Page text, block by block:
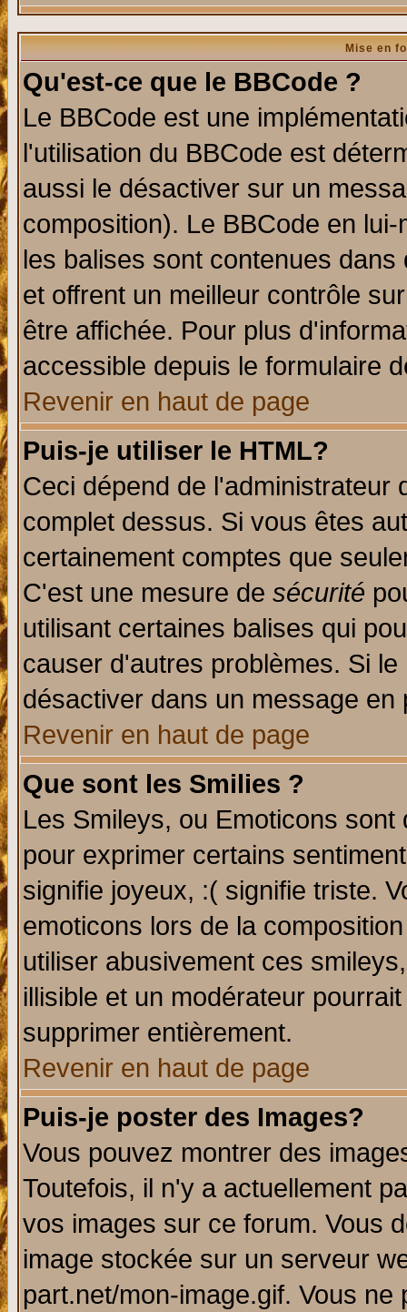
Mise en
Qu'est-ce que le BBCode ?
Le BBCode est une
l'utilisation du BBCode est
aussi le désactiver sur un
composition). Le BBCode en
les balises sont contenues
et offrent un meilleur contrôle
être affichée. Pour plus
accessible depuis le formulaire
Revenir en haut de page
Puis-je utiliser le HTML?
Ceci dépend de l'administrateur
complet dessus. Si vous êtes
certainement comptes que
C'est une mesure de sécurité
utilisant certaines balises qui
causer d'autres problèmes. Si
désactiver dans un message
Revenir en haut de page
Que sont les Smilies ?
Les Smileys, ou Emoticons
pour exprimer certains
signifie joyeux, :( signifie triste.
emoticons lors de la
utiliser abusivement ces
illisible et un modérateur
supprimer entièrement.
Revenir en haut de page
Puis-je poster des Images?
Vous pouvez montrer des
Toutefois, il n'y a actuellement
vos images sur ce forum. Vous
image stockée sur un serveur
part.net/mon-image.gif. Vous